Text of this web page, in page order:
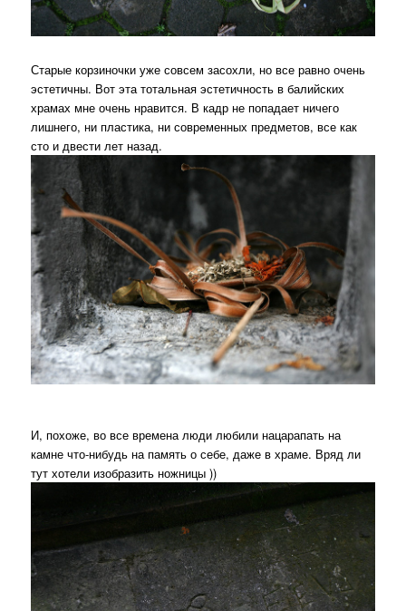
Старые корзиночки уже совсем засохли, но все равно очень
эстетичны. Вот эта тотальная эстетичность в балийских
храмах мне очень нравится. В кадр не попадает ничего
лишнего, ни пластика, ни современных предметов, все как
сто и двести лет назад.
И, похоже, во все времена люди любили нацарапать на
камне что-нибудь на память о себе, даже в храме. Вряд ли
тут хотели изобразить ножницы ))